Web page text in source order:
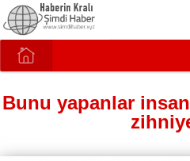
Bunu yapanlar